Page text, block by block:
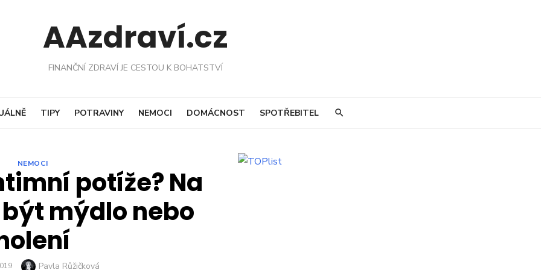
AAzdraví.cz
FINANČNÍ ZDRAVÍ JE CESTOU K BOHATSTVÍ
TIPY POTRAVINY NEMOCI DOMÁCNOST SPOTŘEBITEL
NEMOCI
potíže? Na
mýdlo nebo
Author
Pavla Růžičková